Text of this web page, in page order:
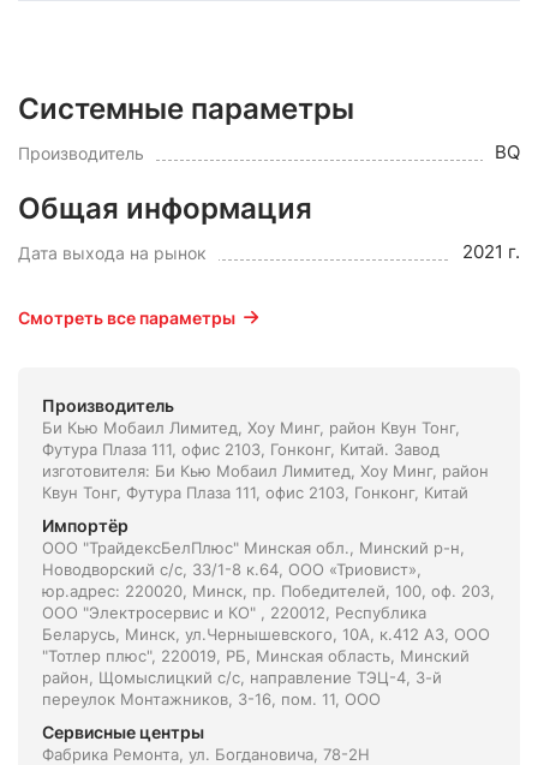
Системные параметры
Производитель BQ
Общая информация
Дата выхода на рынок 2021 г.
Смотреть все параметры
Производитель
Би Кью Мобаил Лимитед, Хоу Минг, район Квун Тонг,
Футура Плаза 111, офис 2103, Гонконг, Китай. Завод
изготовителя: Би Кью Мобаил Лимитед, Хоу Минг, район
Квун Тонг, Футура Плаза 111, офис 2103, Гонконг, Китай
Импортёр
ООО "ТрайдексБелПлюс" Минская обл., Минский р-н,
Новодворский с/с, 33/1-8 к.64, ООО «Триовист»,
юр.адрес: 220020, Минск, пр. Победителей, 100, оф. 203,
ООО "Электросервис и КО" , 220012, Республика
Беларусь, Минск, ул.Чернышевского, 10А, к.412 АЗ, ООО
"Тотлер плюс", 220019, РБ, Минская область, Минский
район, Щомыслицкий с/с, направление ТЭЦ-4, 3-й
переулок Монтажников, 3-16, пом. 11, ООО
Сервисные центры
Фабрика Ремонта, ул. Богдановича, 78-2Н